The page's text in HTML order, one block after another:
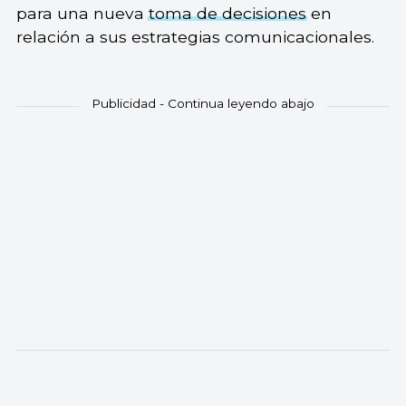
para una nuevatoma de decisionesen
relación a sus estrategias comunicacionales.